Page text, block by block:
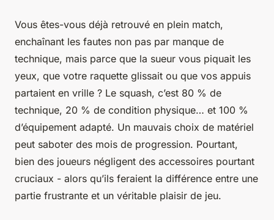
Vous êtes-vous déjà retrouvé en plein match,
enchaînant les fautes non pas par manque de
technique, mais parce que la sueur vous piquait les
yeux, que votre raquette glissait ou que vos appuis
partaient en vrille ? Le squash, c’est 80 % de
technique, 20 % de condition physique… et 100 %
d’équipement adapté. Un mauvais choix de matériel
peut saboter des mois de progression. Pourtant,
bien des joueurs négligent des accessoires pourtant
cruciaux - alors qu’ils feraient la différence entre une
partie frustrante et un véritable plaisir de jeu.